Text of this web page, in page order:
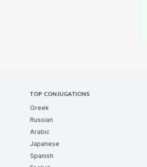
TOP CONJUGATIONS
Greek
Russian
Arabic
Japanese
Spanish